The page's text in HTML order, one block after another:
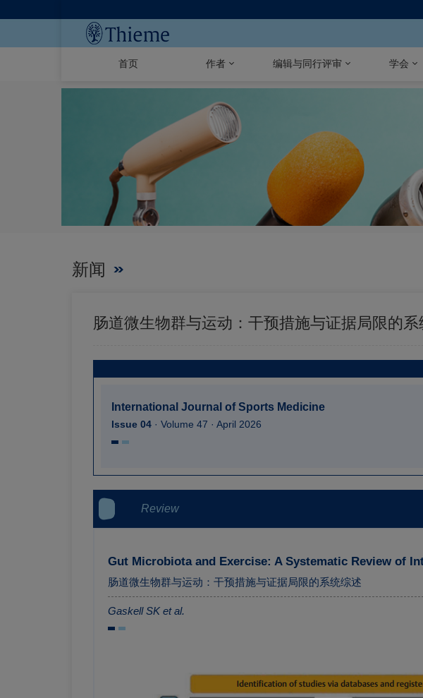
首页 作者 编辑与同行评审 学会
新闻
肠道微生物群与运动：干预措施与证据局限的系
International Journal of Sports Medicine
Issue 04 · Volume 47 · April 2026
Review
Gut Microbiota and Exercise: A Systematic Review of
肠道微生物群与运动：干预措施与证据局限的系统综述
Gaskell SK et al.